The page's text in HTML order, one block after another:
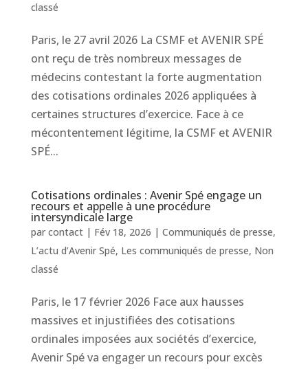
classé
Paris, le 27 avril 2026 La CSMF et AVENIR SPÉ
ont reçu de très nombreux messages de
médecins contestant la forte augmentation
des cotisations ordinales 2026 appliquées à
certaines structures d’exercice. Face à ce
mécontentement légitime, la CSMF et AVENIR
SPÉ...
Cotisations ordinales : Avenir Spé engage un
recours et appelle à une procédure
intersyndicale large
par contact| Fév 18, 2026 | Communiqués de presse,
L’actu d’Avenir Spé, Les communiqués de presse, Non
classé
Paris, le 17 février 2026 Face aux hausses
massives et injustifiées des cotisations
ordinales imposées aux sociétés d’exercice,
Avenir Spé va engager un recours pour excès